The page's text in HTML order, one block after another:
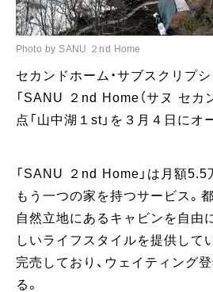
Photo by SANU ２nd Home
セカンドホーム・サブスクリプ
「SANU ２nd Home（サヌ セカ
点「山中湖１st」を３月４日にオ
「SANU ２nd Home」は月額5.5
もう一つの家を持つサービス。
自然立地にあるキャビンを自由
しいライフスタイルを提供して
完売しており、ウェイティング
る。